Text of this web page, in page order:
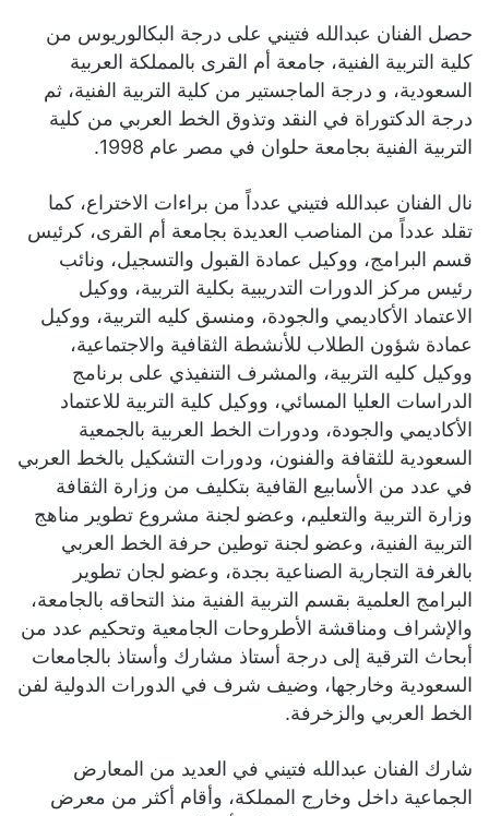
حصل الفنان عبدالله فتيني على درجة البكالوريوس من
كلية التربية الفنية، جامعة أم القرى بالمملكة العربية
السعودية، و درجة الماجستير من كلية التربية الفنية، ثم
درجة الدكتوراة في النقد وتذوق الخط العربي من كلية
التربية الفنية بجامعة حلوان في مصر عام 1998.
نال الفنان عبدالله فتيني عدداً من براءات الاختراع، كما
تقلد عدداً من المناصب العديدة بجامعة أم القرى، كرئيس
قسم البرامج، ووكيل عمادة القبول والتسجيل، ونائب
رئيس مركز الدورات التدريبية بكلية التربية، ووكيل
الاعتماد الأكاديمي والجودة، ومنسق كليه التربية، ووكيل
عمادة شؤون الطلاب للأنشطة الثقافية والاجتماعية،
ووكيل كليه التربية، والمشرف التنفيذي على برنامج
الدراسات العليا المسائي، ووكيل كلية التربية للاعتماد
الأكاديمي والجودة، ودورات الخط العربية بالجمعية
السعودية للثقافة والفنون، ودورات التشكيل بالخط العربي
في عدد من الأسابيع القافية بتكليف من وزارة الثقافة
وزارة التربية والتعليم، وعضو لجنة مشروع تطوير مناهج
التربية الفنية، وعضو لجنة توطين حرفة الخط العربي
بالغرفة التجارية الصناعية بجدة، وعضو لجان تطوير
البرامج العلمية بقسم التربية الفنية منذ التحاقه بالجامعة،
والإشراف ومناقشة الأطروحات الجامعية وتحكيم عدد من
أبحاث الترقية إلى درجة أستاذ مشارك وأستاذ بالجامعات
السعودية وخارجها، وضيف شرف في الدورات الدولية لفن
الخط العربي والزخرفة.
شارك الفنان عبدالله فتيني في العديد من المعارض
الجماعية داخل وخارج المملكة، وأقام أكثر من معرض